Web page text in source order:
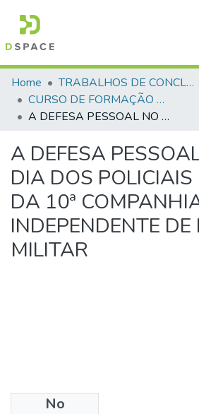
Communities & Collections
All of DSpace
Home
TRABALHOS DE CONCLUSÃO DE CURSO - CFP (CURSO DE FORMAÇÃO DE PRAÇAS)
CURSO DE FORMAÇÃO DE PRAÇAS - CFP - 2023
A DEFESA PESSOAL NO DIA A DIA DOS POLICIAIS MILITARES DA 10ª COMPANHIA INDEPENDENTE DE POLÍCIA MILITAR
A DEFESA
DIA DOS POLICIAIS
DA 10ª
INDEPENDENTE
MILITAR
No